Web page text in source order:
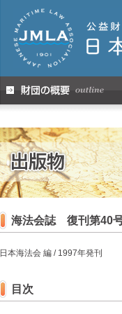
海法会誌 復刊第40
日本海法会 編 / 1997年発刊
目次